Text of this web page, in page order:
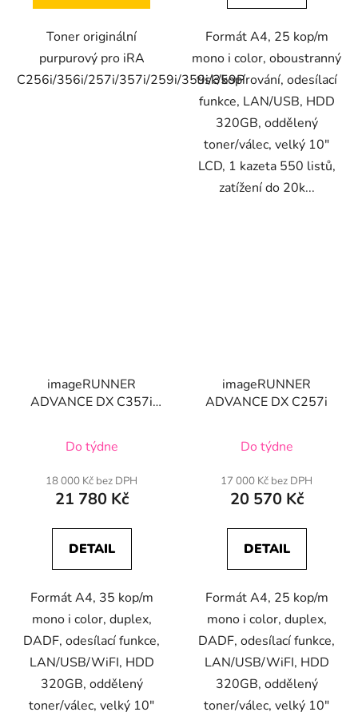
Toner originální
purpurový pro iRA
C256i/356i/257i/357i/259i/359i/359P
Formát A4, 25 kop/m
mono i color, oboustranný
tisk/kopírování, odesílací
funkce, LAN/USB, HDD
320GB, oddělený
toner/válec, velký 10"
LCD, 1 kazeta 550 listů,
zatížení do 20k...
imageRUNNER
ADVANCE DX C357i
Do týdne
18 000 Kč bez DPH
21 780 Kč
DETAIL
Formát A4, 35 kop/m
mono i color, duplex,
DADF, odesílací funkce,
LAN/USB/WiFI, HDD
320GB, oddělený
toner/válec, velký 10"
imageRUNNER
ADVANCE DX C257i
Do týdne
17 000 Kč bez DPH
20 570 Kč
DETAIL
Formát A4, 25 kop/m
mono i color, duplex,
DADF, odesílací funkce,
LAN/USB/WiFI, HDD
320GB, oddělený
toner/válec, velký 10"